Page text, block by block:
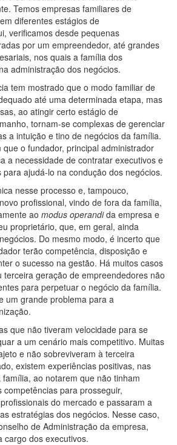
Temos empresas familiares de
diferentes estágios de
verificamos desde pequenas
por um empreendedor, até grandes
nos quais a família dos
administração dos negócios.
tem mostrado que o modo familiar de
até uma determinada etapa, mas
ao atingir certo estágio de
tornam-se complexas de gerenciar
a intuição e tino de negócios da família.
que o fundador, principal administrador
a necessidade de contratar executivos e
ajudá-lo na condução dos negócios.
nesse processo e, tampouco,
profissional, vindo de fora da família,
ao modus operandida empresa e
proprietário, que, em geral, ainda
Do mesmo modo, é incerto que
terão competência, disposição e
o sucesso na gestão. Há muitos casos
terceira geração de empreendedores não
para perpetuar o negócio da família.
um grande problema para a
que não tiveram velocidade para se
a um cenário mais competitivo. Muitas
e não sobreviveram à terceira
existem experiências positivas, nas
ao notarem que não tinham
para prosseguir,
do mercado e passaram a
estratégias dos negócios. Nesse caso,
de Administração da empresa,
cargo dos executivos.